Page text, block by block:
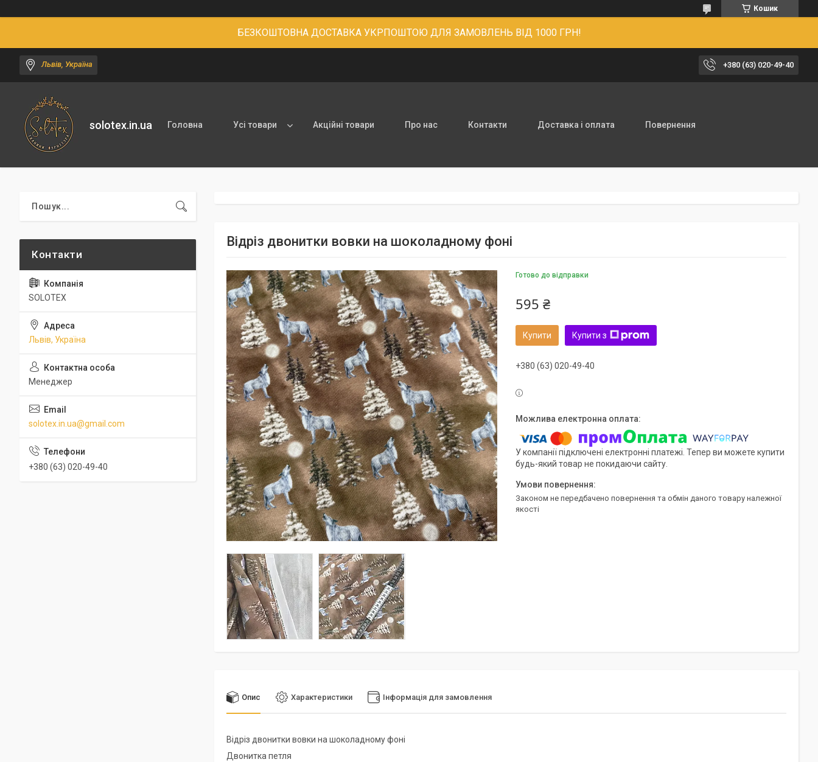
Кошик
БЕЗКОШТОВНА ДОСТАВКА УКРПОШТОЮ ДЛЯ ЗАМОВЛЕНЬ ВІД 1000 ГРН!
Львів, Україна +380 (63) 020-49-40
solotex.in.ua Головна Усі товари Акційні товари Про нас Контакти Доставка і оплата Повернення
Відріз двонитки вовки на шоколадному фоні
Готово до відправки
595 ₴
Купити Купити з
+380 (63) 020-49-40
У компанії підключені електронні платежі. Тепер ви можете купити
будь-який товар не покидаючи сайту.
Законом не передбачено повернення та обмін даного товару належної
якості
Опис Характеристики Інформація для замовлення
Відріз двонитки вовки на шоколадному фоні
Двонитка петля
SOLOTEX
Львів, Україна
Менеджер
solotex.in.ua@gmail.com
+380 (63) 020-49-40